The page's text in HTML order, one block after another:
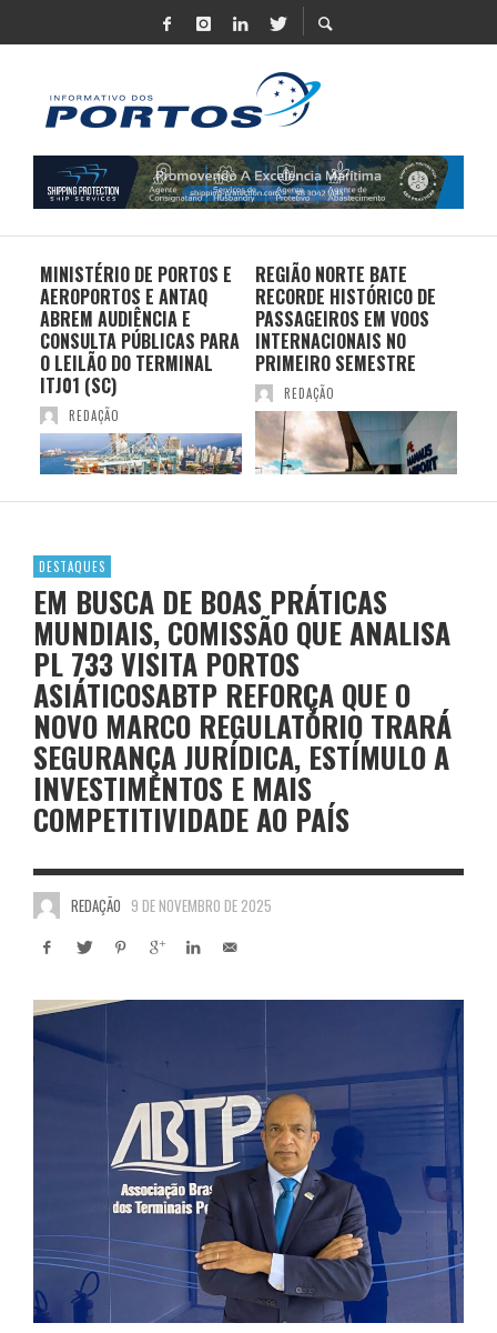
MINISTÉRIO DE PORTOS E
AEROPORTOS E ANTAQ
ABREM AUDIÊNCIA E
CONSULTA PÚBLICAS PARA
O LEILÃO DO TERMINAL
ITJ01 (SC)
REDAÇÃO
REGIÃO NORTE BATE
RECORDE HISTÓRICO DE
PASSAGEIROS EM VOOS
INTERNACIONAIS NO
PRIMEIRO SEMESTRE
REDAÇÃO
DESTAQUES
EM BUSCA DE BOAS PRÁTICAS
MUNDIAIS, COMISSÃO QUE ANALISA
PL 733 VISITA PORTOS
ASIÁTICOSABTP REFORÇA QUE O
NOVO MARCO REGULATÓRIO TRARÁ
SEGURANÇA JURÍDICA, ESTÍMULO A
INVESTIMENTOS E MAIS
COMPETITIVIDADE AO PAÍS
REDAÇÃO 9 DE NOVEMBRO DE 2025